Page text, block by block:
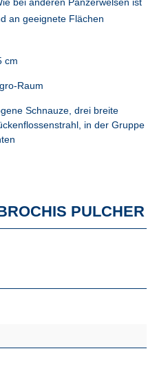
bei anderen Panzerwelsen ist
an geeignete Flächen
cm
Raum
Schnauze, drei breite
in der Gruppe
PULCHER